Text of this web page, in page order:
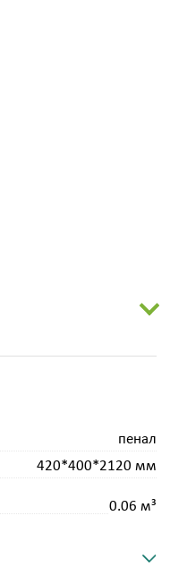
пенал
420*400*2120 мм
0.06 м³